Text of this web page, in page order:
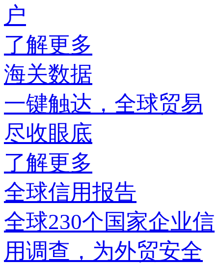
户
了解更多
海关数据
一键触达，全球贸易
尽收眼底
了解更多
全球信用报告
全球230个国家企业信
用调查，为外贸安全